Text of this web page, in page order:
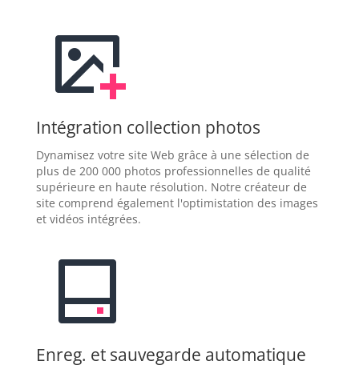
Intégration collection photos
Dynamisez votre site Web grâce à une sélection de
plus de 200 000 photos professionnelles de qualité
supérieure en haute résolution. Notre créateur de
site comprend également l'optimistation des images
et vidéos intégrées.
Enreg. et sauvegarde automatique